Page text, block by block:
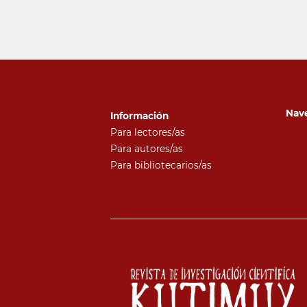
Información
Para lectores/as
Para autores/as
Para bibliotecarios/as